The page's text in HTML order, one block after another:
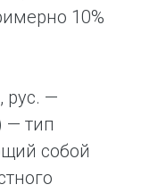
10%
рус. —
— тип
собой